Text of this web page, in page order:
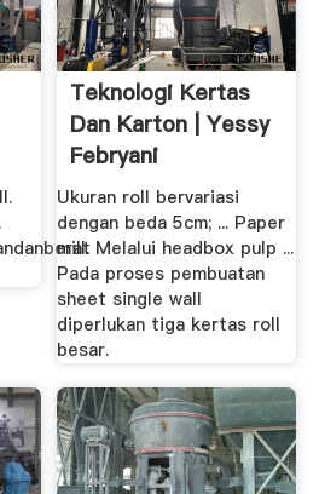
Teknologi Kertas
Dan Karton | Yessy
Febryani
Ukuran roll bervariasi
dengan beda 5cm; ... Paper
mill. Melalui headbox pulp ...
Pada proses pembuatan
sheet single wall
diperlukan tiga kertas roll
besar.